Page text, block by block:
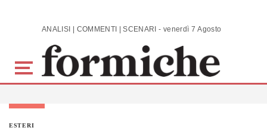
Skip to main content ANALISI | COMMENTI | SCENARI - venerdì 7 Agosto 2026
ESTERI